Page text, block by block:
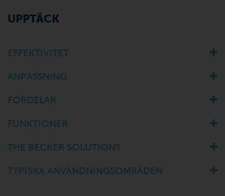
UPPTÄCK
EFFEKTIVITET
ANPASSNING
FÖRDELAR
FUNKTIONER
THE BECKER SOLUTIONS
TYPISKA ANVÄNDNINGSOMRÅDEN